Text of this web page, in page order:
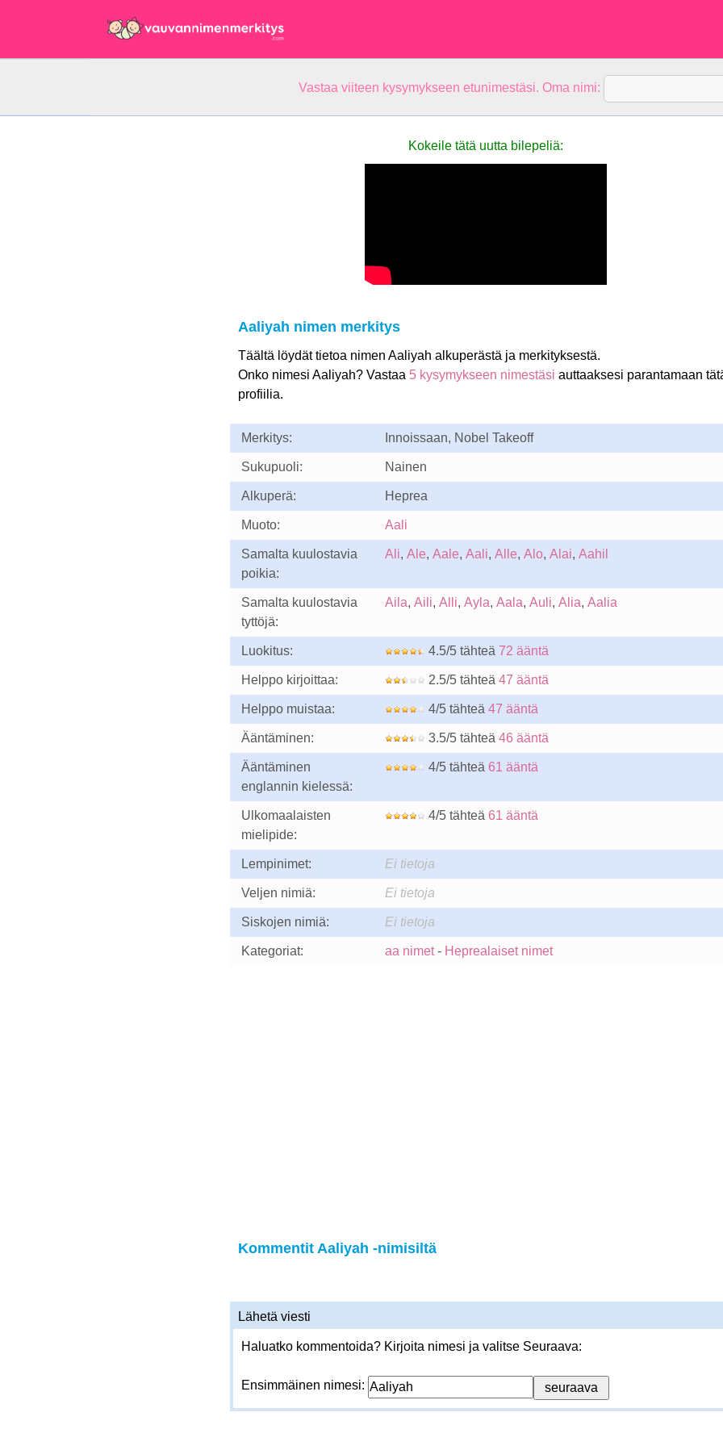
Vastaa viiteen kysymykseen etunimestäsi. Oma nimi:
Kokeile tätä uutta bilepeliä:
Aaliyah nimen merkitys
Täältä löydät tietoa nimen Aaliyah alkuperästä ja merkityksestä.
Onko nimesi Aaliyah? Vastaa 5 kysymykseen nimestäsi auttaaksesi parantamaan
profiilia.
Merkitys: Innoissaan, Nobel Takeoff
Sukupuoli: Nainen
Alkuperä: Heprea
Muoto: Aali
Samalta kuulostavia
poikia:
Ali, Ale, Aale, Aali, Alle, Alo, Alai, Aahil
Samalta kuulostavia
tyttöjä:
Aila, Aili, Alli, Ayla, Aala, Auli, Alia, Aalia
Luokitus: 4.5/5 tähteä 72 ääntä
Helppo kirjoittaa: 2.5/5 tähteä 47 ääntä
Helppo muistaa: 4/5 tähteä 47 ääntä
Ääntäminen: 3.5/5 tähteä 46 ääntä
Ääntäminen
englannin kielessä:
4/5 tähteä 61 ääntä
Ulkomaalaisten
mielipide:
4/5 tähteä 61 ääntä
Lempinimet: Ei tietoja
Veljen nimiä: Ei tietoja
Siskojen nimiä: Ei tietoja
Kategoriat: aa nimet- Heprealaiset nimet
Kommentit Aaliyah -nimisiltä
Lähetä viesti
Haluatko kommentoida? Kirjoita nimesi ja valitse Seuraava:
Ensimmäinen nimesi: